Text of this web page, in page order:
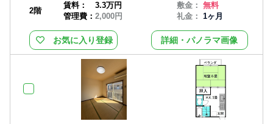
2階
賃料：
3.3万円
管理費： 2,000円
敷金：無料
礼金：1ヶ月
お気に入り登録 詳細・パノラマ画像